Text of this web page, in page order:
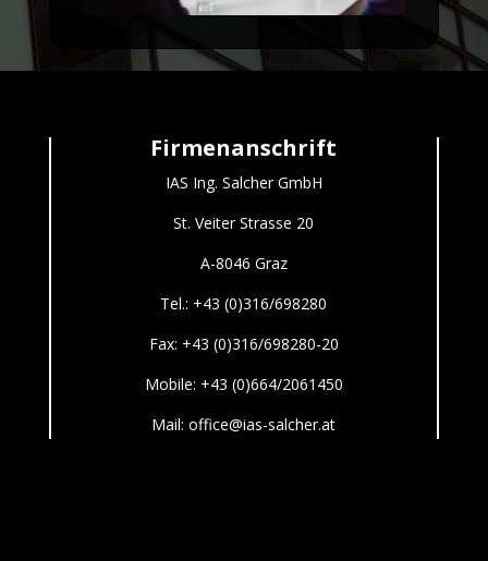
Firmenanschrift
IAS Ing. Salcher GmbH
St. Veiter Strasse 20
A-8046 Graz
Tel.: +43 (0)316/698280
Fax: +43 (0)316/698280-20
Mobile: +43 (0)664/2061450
Mail: office@ias-salcher.at